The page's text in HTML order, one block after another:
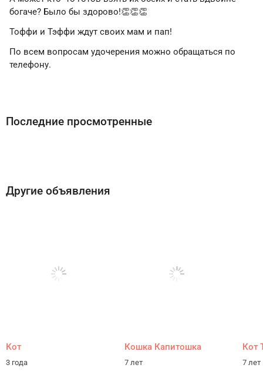
богаче? Было бы здорово!👏👏👏
Тоффи и Тэффи ждут своих мам и пап!
По всем вопросам удочерения можно обращаться по
телефону.
Последние просмотренные
Другие объявления
Кот
3 года
Кошка Капитошка
7 лет
Кот
7 лет